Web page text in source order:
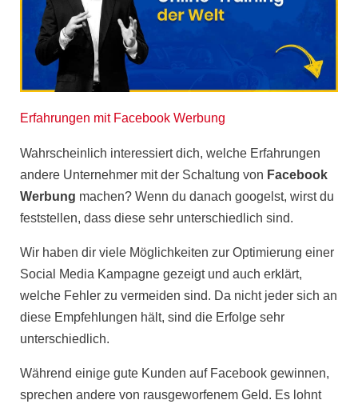
Erfahrungen mit Facebook Werbung
Wahrscheinlich interessiert dich, welche Erfahrungen
andere Unternehmer mit der Schaltung von Facebook
Werbung machen? Wenn du danach googelst, wirst du
feststellen, dass diese sehr unterschiedlich sind.
Wir haben dir viele Möglichkeiten zur Optimierung einer
Social Media Kampagne gezeigt und auch erklärt,
welche Fehler zu vermeiden sind. Da nicht jeder sich an
diese Empfehlungen hält, sind die Erfolge sehr
unterschiedlich.
Während einige gute Kunden auf Facebook gewinnen,
sprechen andere von rausgeworfenem Geld. Es lohnt